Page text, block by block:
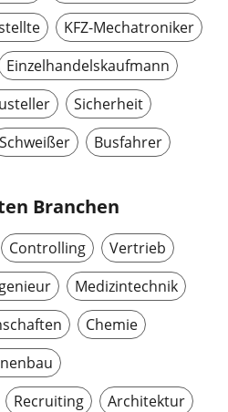
KFZ-Mechatroniker
Einzelhandelskaufmann
Sicherheit
Schweißer Busfahrer
Branchen
Controlling
Vertrieb
Medizintechnik
Chemie
Recruiting
Architektur